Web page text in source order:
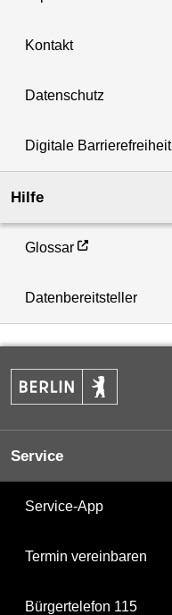
Kontakt
Datenschutz
Digitale Barrierefreiheit
Hilfe
Glossar
Datenbereitsteller
Service
Service-App
Termin vereinbaren
Bürgertelefon 115